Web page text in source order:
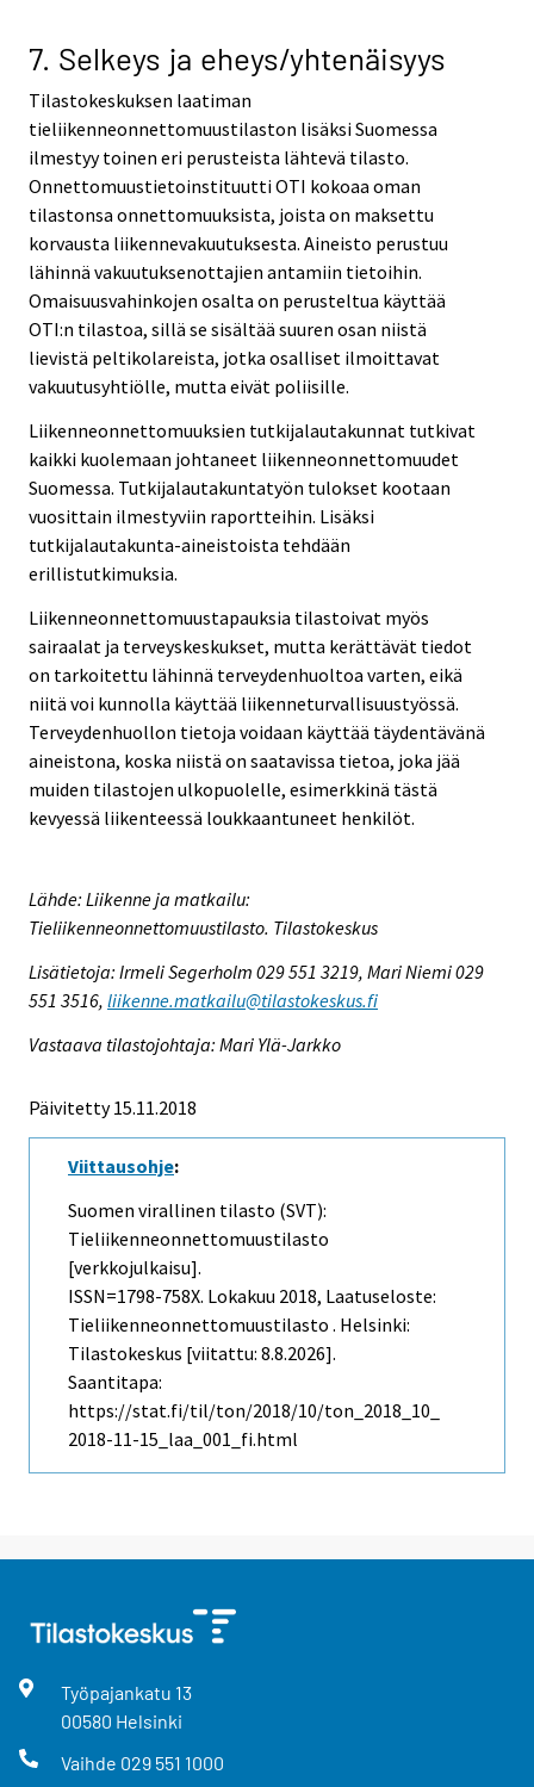
7. Selkeys ja eheys/yhtenäisyys
Tilastokeskuksen laatiman
tieliikenneonnettomuustilaston lisäksi Suomessa
ilmestyy toinen eri perusteista lähtevä tilasto.
Onnettomuustietoinstituutti OTI kokoaa oman
tilastonsa onnettomuuksista, joista on maksettu
korvausta liikennevakuutuksesta. Aineisto perustuu
lähinnä vakuutuksenottajien antamiin tietoihin.
Omaisuusvahinkojen osalta on perusteltua käyttää
OTI:n tilastoa, sillä se sisältää suuren osan niistä
lievistä peltikolareista, jotka osalliset ilmoittavat
vakuutusyhtiölle, mutta eivät poliisille.
Liikenneonnettomuuksien tutkijalautakunnat tutkivat
kaikki kuolemaan johtaneet liikenneonnettomuudet
Suomessa. Tutkijalautakuntatyön tulokset kootaan
vuosittain ilmestyviin raportteihin. Lisäksi
tutkijalautakunta-aineistoista tehdään
erillistutkimuksia.
Liikenneonnettomuustapauksia tilastoivat myös
sairaalat ja terveyskeskukset, mutta kerättävät tiedot
on tarkoitettu lähinnä terveydenhuoltoa varten, eikä
niitä voi kunnolla käyttää liikenneturvallisuustyössä.
Terveydenhuollon tietoja voidaan käyttää täydentävänä
aineistona, koska niistä on saatavissa tietoa, joka jää
muiden tilastojen ulkopuolelle, esimerkkinä tästä
kevyessä liikenteessä loukkaantuneet henkilöt.
Lähde: Liikenne ja matkailu:
Tieliikenneonnettomuustilasto. Tilastokeskus
Lisätietoja: Irmeli Segerholm 029 551 3219, Mari Niemi 029
551 3516, liikenne.matkailu@tilastokeskus.fi
Vastaava tilastojohtaja: Mari Ylä-Jarkko
Päivitetty 15.11.2018
Viittausohje:
Suomen virallinen tilasto (SVT):
Tieliikenneonnettomuustilasto
[verkkojulkaisu].
ISSN=1798-758X. Lokakuu 2018, Laatuseloste:
Tieliikenneonnettomuustilasto . Helsinki:
Tilastokeskus [viitattu: 8.8.2026].
Saantitapa:
https://stat.fi/til/ton/2018/10/ton_2018_10_
2018-11-15_laa_001_fi.html
Työpajankatu 13
00580 Helsinki
Vaihde 029 551 1000